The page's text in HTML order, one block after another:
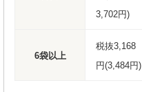
3,702円)
6袋以上
税抜3,168
円(3,484円)